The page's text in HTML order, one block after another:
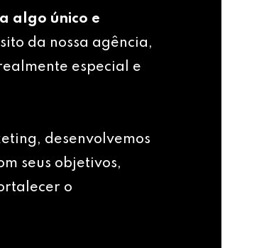
algo único e
da nossa agência,
especial e
desenvolvemos
seus objetivos,
o